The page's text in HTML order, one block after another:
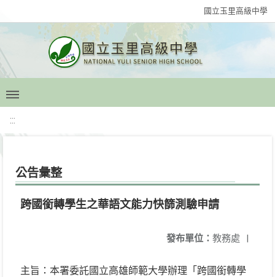
國立玉里高級中學
:::
公告彙整
跨國銜轉學生之華語文能力快篩測驗申請
發布單位： 教務處 |
主旨：本署委託國立高雄師範大學辦理「跨國銜轉學